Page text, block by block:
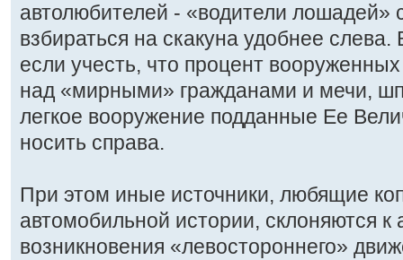
автолюбителей - «водители лошадей»
взбираться на скакуна удобнее
если учесть, что процент
над «мирными» гражданами и мечи,
легкое вооружение подданные Ее
носить справа.
При этом иные источники, любящие
автомобильной истории, склоняются к
возникновения «левостороннего»